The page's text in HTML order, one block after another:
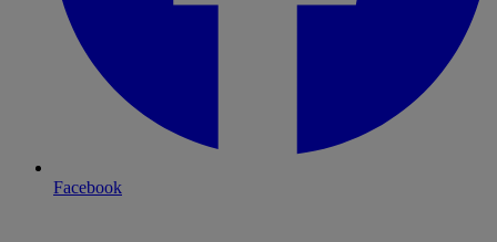
Facebook